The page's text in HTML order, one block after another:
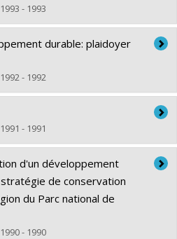
Papyrus
- 1993
Philippe
Papyrus
durable: plaidoyer
- 1992
Papyrus
- 1991
Papyrus
d'un développement
de conservation
du Parc national de
- 1990